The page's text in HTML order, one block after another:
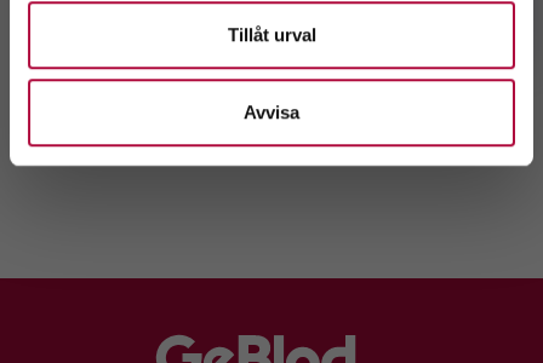
Tillåt urval
Avvisa
Hur blodgivningen går till
Till snabbkoll & anmälan